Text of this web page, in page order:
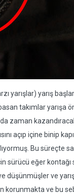
yarışlar) yarış
basan takımlar
zaman
açıp içine binip
Bu süreçte
eğer kontağı
düşünmüşler ve
korunmakta ve bu